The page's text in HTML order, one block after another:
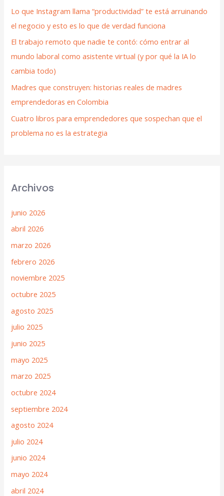
Lo que Instagram llama “productividad” te está arruinando
el negocio y esto es lo que de verdad funciona
El trabajo remoto que nadie te contó: cómo entrar al
mundo laboral como asistente virtual (y por qué la IA lo
cambia todo)
Madres que construyen: historias reales de madres
emprendedoras en Colombia
Cuatro libros para emprendedores que sospechan que el
problema no es la estrategia
Archivos
junio 2026
abril 2026
marzo 2026
febrero 2026
noviembre 2025
octubre 2025
agosto 2025
julio 2025
junio 2025
mayo 2025
marzo 2025
octubre 2024
septiembre 2024
agosto 2024
julio 2024
junio 2024
mayo 2024
abril 2024